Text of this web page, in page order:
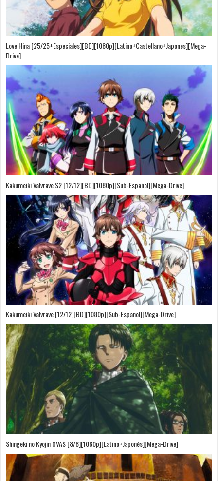
Love Hina [25/25+Especiales][BD][1080p][Latino+Castellano+Japonés][Mega-
Drive]
Kakumeiki Valvrave S2 [12/12][BD][1080p][Sub-Español][Mega-Drive]
Kakumeiki Valvrave [12/12][BD][1080p][Sub-Español][Mega-Drive]
Shingeki no Kyojin OVAS [8/8][1080p][Latino+Japonés][Mega-Drive]